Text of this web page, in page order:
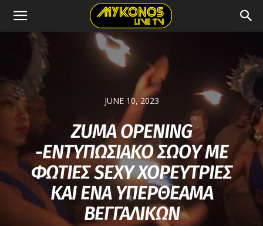
JUNE 10, 2023
ZUMA OPENING
-ΕΝΤΥΠΩΣΙΑΚΟ ΣΩΟY ΜΕ
ΦΩΤΙΕΣ SEXY ΧΟΡΕΥΤΡΙΕΣ
ΚΑΙ ΕΝΑ ΥΠΕΡΘΕΑΜΑ
ΒΕΓΓΑΛΙΚΩΝ